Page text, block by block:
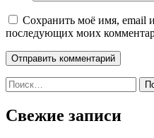
Сохранить моё имя, email
последующих моих
Найти:
Свежие записи